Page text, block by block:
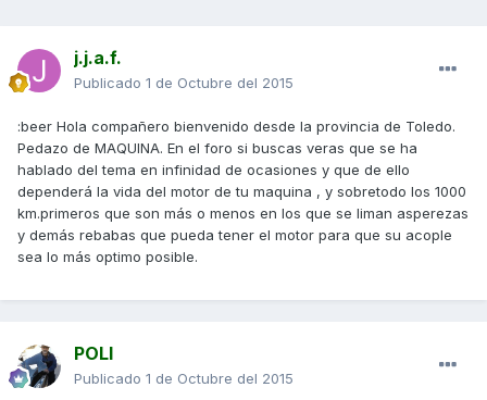
j.j.a.f.
Publicado 1 de Octubre del 2015
:beer Hola compañero bienvenido desde la provincia de Toledo.
Pedazo de MAQUINA. En el foro si buscas veras que se ha
hablado del tema en infinidad de ocasiones y que de ello
dependerá la vida del motor de tu maquina , y sobretodo los 1000
km.primeros que son más o menos en los que se liman asperezas
y demás rebabas que pueda tener el motor para que su acople
sea lo más optimo posible.
POLI
Publicado 1 de Octubre del 2015